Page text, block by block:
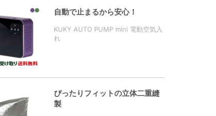
自動で止まるから安心！
KUKY AUTO PUMP mini 電動空気入
れ
ぴったりフィットの立体二重縫
製